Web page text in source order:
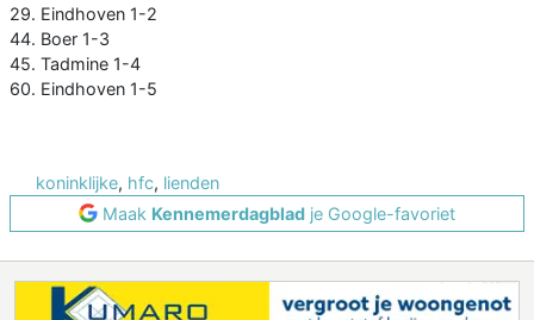
29. Eindhoven 1-2
44. Boer 1-3
45. Tadmine 1-4
60. Eindhoven 1-5
koninklijke, hfc, lienden
Maak Kennemerdagblad je Google-favoriet